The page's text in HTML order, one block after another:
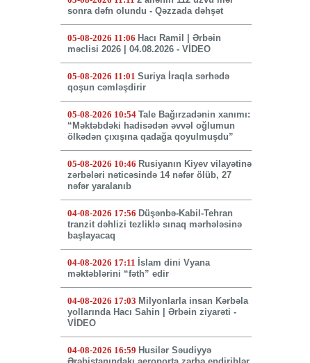
sonra dəfn olundu - Qəzzada dəhşət
05-08-2026 11:06 Hacı Ramil | Ərbəin
məclisi 2026 | 04.08.2026 - VİDEO
05-08-2026 11:01 Suriya İraqla sərhədə
qoşun cəmləşdirir
05-08-2026 10:54 Tale Bağırzadənin xanımı:
“Məktəbdəki hadisədən əvvəl oğlumun
ölkədən çıxışına qadağa qoyulmuşdu”
05-08-2026 10:46 Rusiyanın Kiyev vilayətinə
zərbələri nəticəsində 14 nəfər ölüb, 27
nəfər yaralanıb
04-08-2026 17:56 Düşənbə-Kabil-Tehran
tranzit dəhlizi tezliklə sınaq mərhələsinə
başlayacaq
04-08-2026 17:11 İslam dini Vyana
məktəblərini “fəth” edir
04-08-2026 17:03 Milyonlarla insan Kərbəla
yollarında Hacı Sahin | Ərbəin ziyarəti -
VİDEO
04-08-2026 16:59 Husilər Səudiyyə